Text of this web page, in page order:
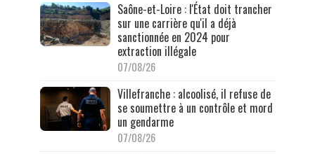
Saône-et-Loire : l'État doit trancher
sur une carrière qu'il a déjà
sanctionnée en 2024 pour
extraction illégale
07/08/26
Villefranche : alcoolisé, il refuse de
se soumettre à un contrôle et mord
un gendarme
07/08/26